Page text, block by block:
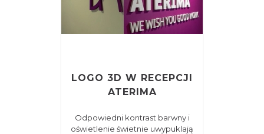
LOGO 3D W RECEPCJI
ATERIMA
Odpowiedni kontrast barwny i
oświetlenie świetnie uwypuklają